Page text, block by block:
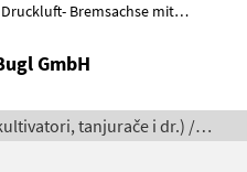
Bremsachse mit
GmbH
tanjurače i dr.) /